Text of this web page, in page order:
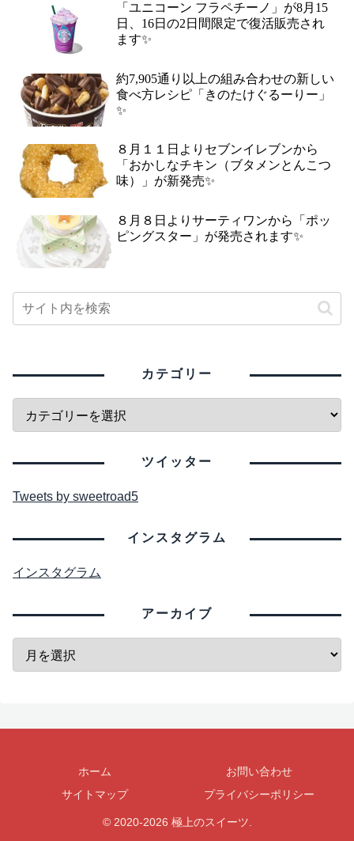
「ユニコーン フラペチーノ」が8月15
日、16日の2日間限定で復活販売され
ます✨
約7,905通り以上の組み合わせの新しい
食べ方レシピ「きのたけぐるーりー」
✨
８月１１日よりセブンイレブンから
「おかしなチキン（ブタメンとんこつ
味）」が新発売✨
８月８日よりサーティワンから「ポッ
ピングスター」が発売されます✨
カテゴリー
ツイッター
Tweets by sweetroad5
インスタグラム
インスタグラム
アーカイブ
ホーム
お問い合わせ
サイトマップ
プライバシーポリシー
© 2020-2026 極上のスイーツ.